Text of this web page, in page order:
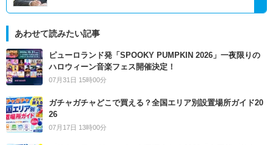
あわせて読みたい記事
ピューロランド発「SPOOKY PUMPKIN 2026」一夜限りの
ハロウィーン音楽フェス開催決定！
07月31日 15時00分
ガチャガチャどこで買える？全国エリア別設置場所ガイド20
26
07月17日 13時00分